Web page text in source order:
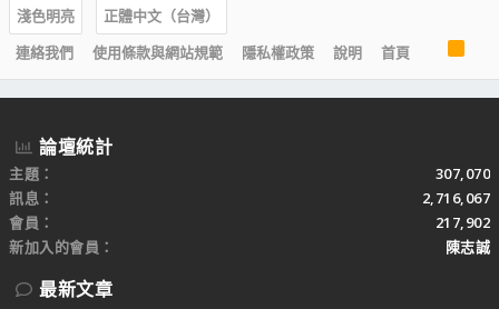
淺色明亮
正體中文（台灣）
連絡我們
使用條款與網站規範 隱私權政策 說明 首頁
S
論壇統計
主題
307,070
訊息
2,716,067
會員
217,902
新加入的會員
陳志誠
最新文章